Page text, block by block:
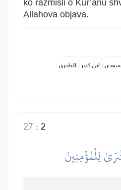
ko razmisli o Kur’anu
Allahova objava.
ابن كثير الطبري
2
:
27
لِلۡمُؤۡمِنِينَ